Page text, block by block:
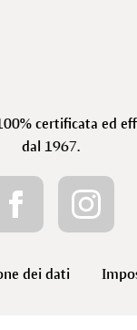
certificata ed
dal 1967.
dei dati